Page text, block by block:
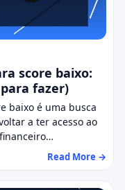
score baixo:
fazer)
baixo é uma busca
a ter acesso ao
Read More →